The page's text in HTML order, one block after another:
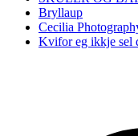
Bryllaup
Cecilia
Kvifor eg ikkje sel